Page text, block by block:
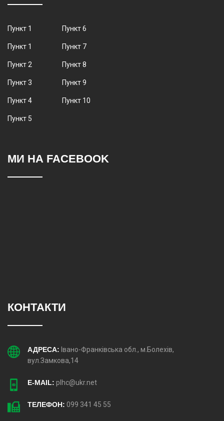
Пункт 1
Пункт 1
Пункт 2
Пункт 3
Пункт 4
Пункт 5
Пункт 6
Пункт 7
Пункт 8
Пункт 9
Пункт 10
МИ НА FACEBOOK
КОНТАКТИ
АДРЕСА: Івано-Франківська обл., м.Болехів,
вул.Замкова,14
E-MAIL: plhc@ukr.net
ТЕЛЕФОН: 099 341 45 55